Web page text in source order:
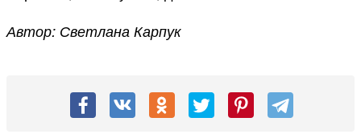
Автор: Светлана Карпук